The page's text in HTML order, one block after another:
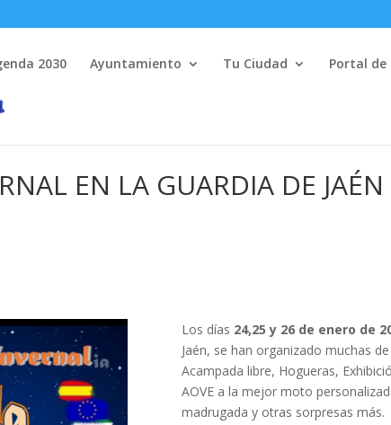
2030 Ayuntamiento Tu Ciudad Portal de
EN LA GUARDIA DE JAÉN
Los días 24,25 y 26 de enero de
Jaén, se han organizado muchas
Acampada libre, Hogueras,
AOVE a la mejor moto
madrugada y otras sorpresas más.